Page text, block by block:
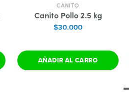
CANITO
Canito Pollo 2.5 kg
$30.000
AÑADIR AL CARRO